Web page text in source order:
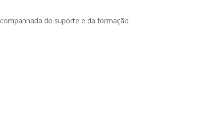
do suporte e da formação